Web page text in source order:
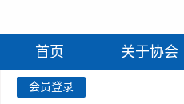
首页 关于协会
会员登录